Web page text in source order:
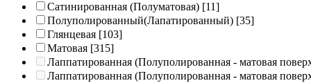
Сатинированная (Полуматовая) [11]
Полуполированный(Лапатированный) [35]
Глянцевая [103]
Матовая [315]
Лаппатированная (Полуполированная - матовая
Лаппатированная (Полуполированная - матовая